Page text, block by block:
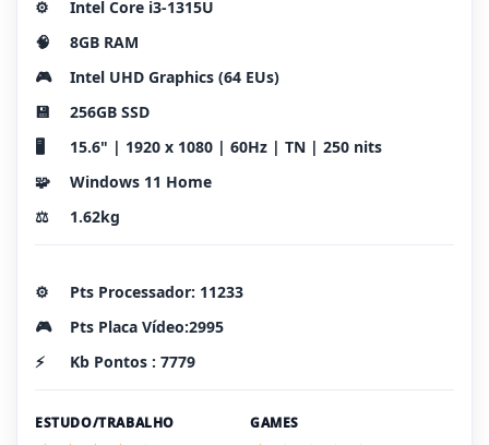
⚙️
Intel Core i3-1315U
🧠
8GB RAM
🎮
Intel UHD Graphics (64 EUs)
💾
256GB SSD
🖥️
15.6" | 1920 x 1080 | 60Hz | TN | 250 nits
🧩
Windows 11 Home
⚖️
1.62kg
⚙️
Pts Processador: 11233
🎮
Pts Placa Vídeo:2995
⚡
Kb Pontos : 7779
ESTUDO/TRABALHO GAMES